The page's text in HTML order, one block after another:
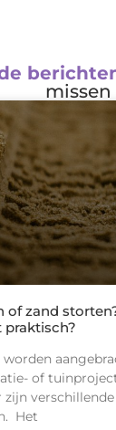
missen
of zand
praktisch?
worden
of
zijn
Het